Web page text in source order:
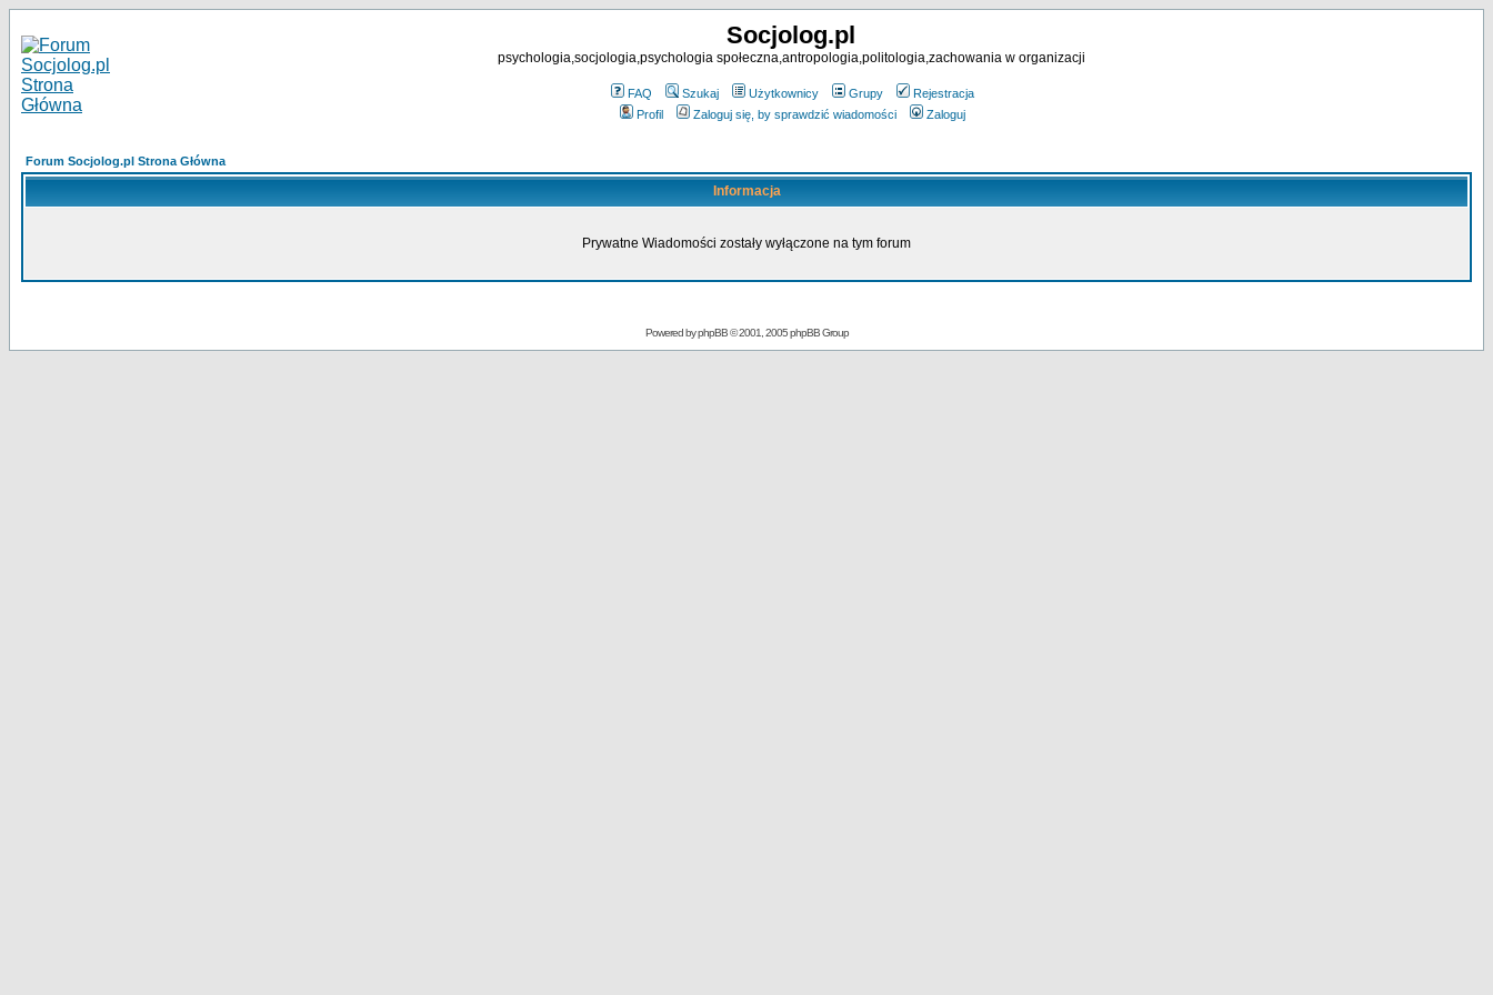
Socjolog.pl
psychologia,socjologia,psychologia społeczna,antropologia,politologia,zachowania w organizacji
FAQ Szukaj Użytkownicy Grupy
Rejestracja
Profil
Zaloguj się, by sprawdzić wiadomości Zaloguj
Forum Socjolog.pl Strona Główna
Informacja
Prywatne Wiadomości zostały wyłączone na tym forum
Powered byphpBB© 2001, 2005 phpBB Group